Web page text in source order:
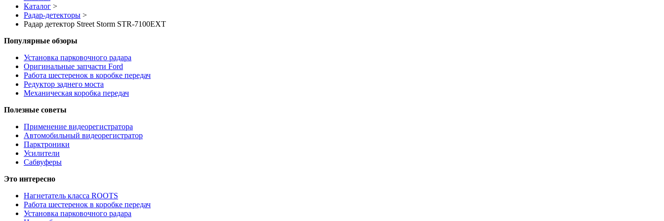
Каталог >
Радар-детекторы >
Радар детектор Street Storm STR-7100EXT
Популярные обзоры
Установка парковочного радара
Оригинальные запчасти Ford
Работа шестеренок в коробке передач
Редуктор заднего моста
Механическая коробка передач
Полезные советы
Применение видеорегистратора
Автомобильный видеорегистратор
Парктроники
Усилители
Cабвуферы
Это интересно
Нагнетатель класса ROOTS
Работа шестеренок в коробке передач
Установка парковочного радара